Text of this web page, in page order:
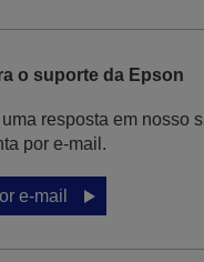
o suporte da Epson
resposta em nosso
por e-mail.
e-mail